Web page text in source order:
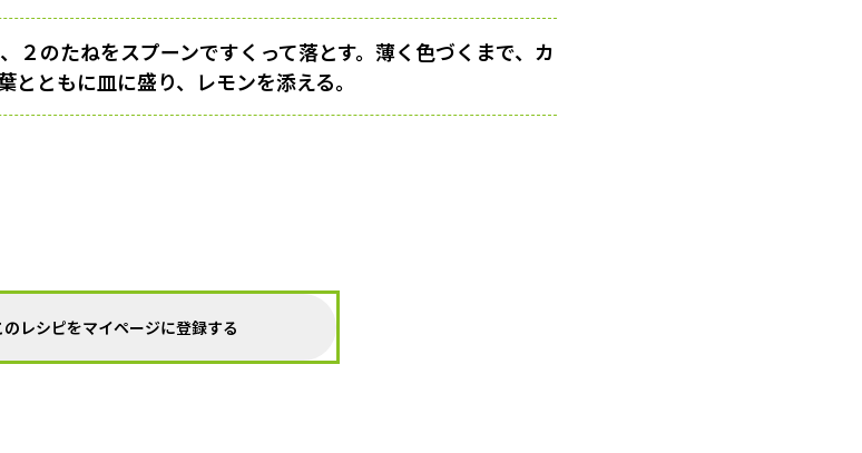
２のたねをスプーンですくって落とす。薄く色づくまで、カ
ともに皿に盛り、レモンを添える。
のレシピをマイページに登録する